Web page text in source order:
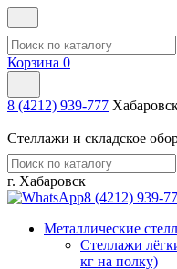
Корзина 0
8 (4212) 939-777
Стеллажи и складское
г. Хабаровск
8 (4212) 939-
Металлические
Стеллажи
кг на полку)